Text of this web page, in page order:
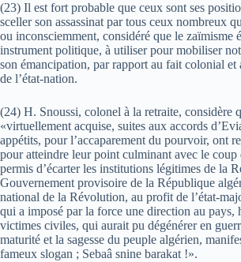
(23) Il est fort probable que ceux sont ses
sceller son assassinat par tous ceux nombreux
ou inconsciemment, considéré que le zaïmisme
instrument politique, à utiliser pour mobiliser
son émancipation, par rapport au fait colonial et
de l’état-nation.
(24) H. Snoussi, colonel à la retraite, considère
«virtuellement acquise, suites aux accords
appétits, pour l’accaparement du pourvoir, ont
pour atteindre leur point culminant avec le coup
permis d’écarter les institutions légitimes de la
Gouvernement provisoire de la République
national de la Révolution, au profit de l’état-
qui a imposé par la force une direction au pays,
victimes civiles, qui aurait pu dégénérer en
maturité et la sagesse du peuple algérien,
fameux slogan ; Sebaâ snine barakat !».